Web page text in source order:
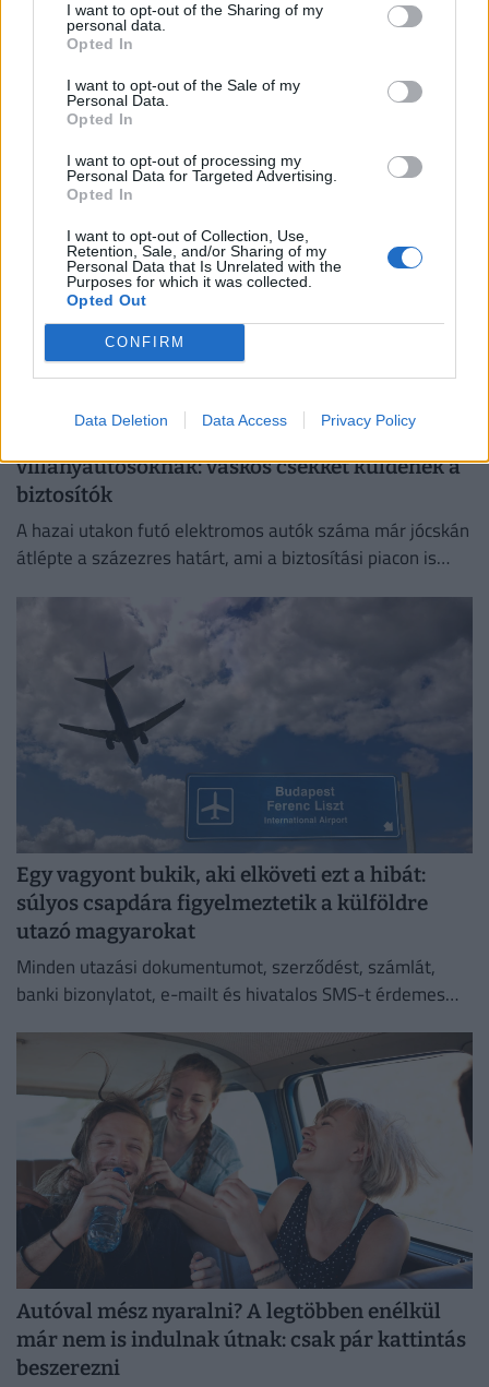
I want to opt-out of the Sharing of my
personal data.
Opted In
I want to opt-out of the Sale of my
Personal Data.
Opted In
I want to opt-out of processing my
Personal Data for Targeted Advertising.
Opted In
I want to opt-out of Collection, Use,
Retention, Sale, and/or Sharing of my
Personal Data that Is Unrelated with the
Purposes for which it was collected.
Opted Out
CONFIRM
Data Deletion Data Access Privacy Policy
kőkemény szabályok és új korlátok jönnek a
magyar utakra
Javában zajlik az új KRESZ társadalmi egyeztetése,
amelynek egyik legfontosabb kérdése az e-rollerek
használatának szabályozása, beleértve a
sebességhatárokat, a korhatárt és a kötelező
sisakviselést.
villanyautósoknak: vaskos csekket küldenek a
biztosítók
A hazai utakon futó elektromos autók száma már jócskán
átlépte a százezres határt, ami a biztosítási piacon is
Egy vagyont bukik, aki elköveti ezt a hibát:
súlyos csapdára figyelmeztetik a külföldre
utazó magyarokat
Minden utazási dokumentumot, szerződést, számlát,
banki bizonylatot, e-mailt és hivatalos SMS-t érdemes
külföldi nyaralásra.
Autóval mész nyaralni? A legtöbben enélkül
már nem is indulnak útnak: csak pár kattintás
beszerezni